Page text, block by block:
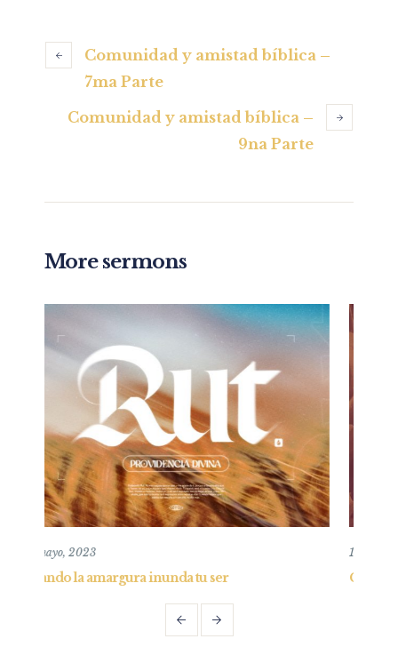
Comunidad y amistad bíblica –
7ma Parte
Comunidad y amistad bíblica –
9na Parte
More sermons
Confianza en la oscuridad y consejo al